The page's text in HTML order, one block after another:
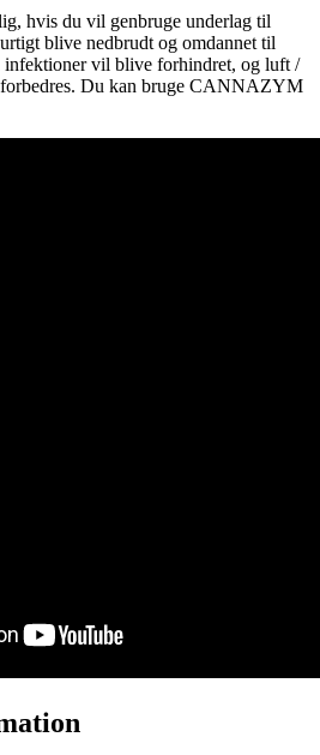
hvis du vil genbruge underlag til
blive nedbrudt og omdannet til
vil blive forhindret, og luft /
Du kan bruge CANNAZYM